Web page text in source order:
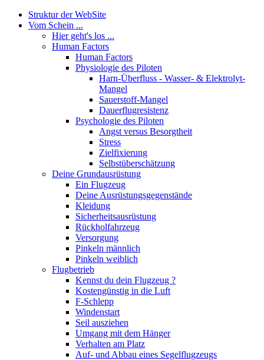
Struktur der WebSite
Vom Schein ...
Hier geht's los ...
Human Factors
Human Factors
Physiologie des Piloten
Harn-Überfluss - Wasser- & Elektrolyt-
Mangel
Sauerstoff-Mangel
Dauerflugresistenz
Psychologie des Piloten
Angst versus Besorgtheit
Stress
Zielfixierung
Selbstüberschätzung
Deine Grundausrüstung
Ein Flugzeug
Deine Ausrüstungsgegenstände
Kleidung
Sicherheitsausrüstung
Rückholfahrzeug
Versorgung
Pinkeln männlich
Pinkeln weiblich
Flugbetrieb
Kennst du dein Flugzeug ?
Kostengünstig in die Luft
F-Schlepp
Windenstart
Seil ausziehen
Umgang mit dem Hänger
Verhalten am Platz
Auf- und Abbau eines Segelflugzeugs